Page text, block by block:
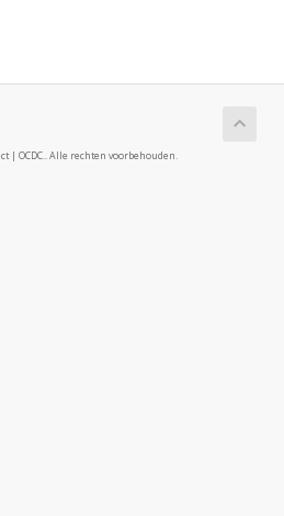
| OCDC.. Alle rechten voorbehouden.